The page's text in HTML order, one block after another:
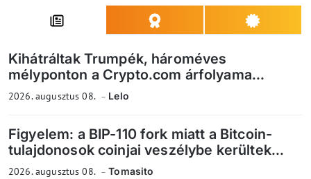
Kihátráltak Trumpék, hároméves
mélyponton a Crypto.com árfolyama...
2026. augusztus 08. Lelo
Figyelem: a BIP-110 fork miatt a Bitcoin-
tulajdonosok coinjai veszélybe kerültek...
2026. augusztus 08. Tomasito